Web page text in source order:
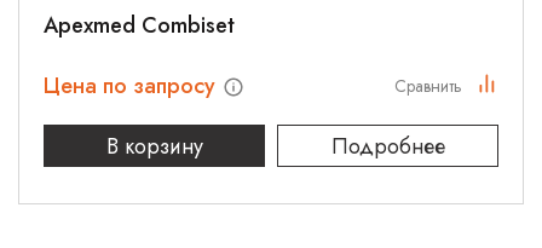
Apexmed Combiset
Цена по запросу
В корзину
Подробнее
Сравнить